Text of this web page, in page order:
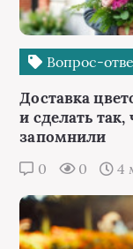
Вопрос-
Доставка
и сделать
запомнили
0 0 4